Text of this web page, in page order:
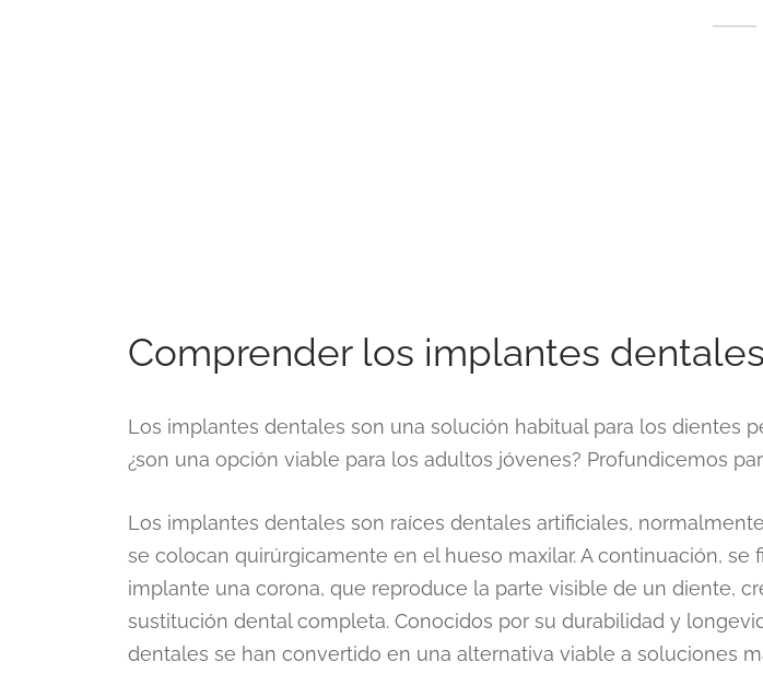
Comprender los implantes dentales
Los implantes dentales son una solución habitual para los dientes
¿son una opción viable para los adultos jóvenes? Profundicemos
Los implantes dentales son raíces dentales artificiales,
se colocan quirúrgicamente en el hueso maxilar. A continuación, se
implante una corona, que reproduce la parte visible de un diente,
sustitución dental completa. Conocidos por su durabilidad y
dentales se han convertido en una alternativa viable a soluciones